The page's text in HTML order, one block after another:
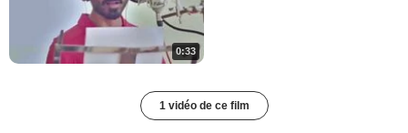
0:33
1 vidéo de ce film